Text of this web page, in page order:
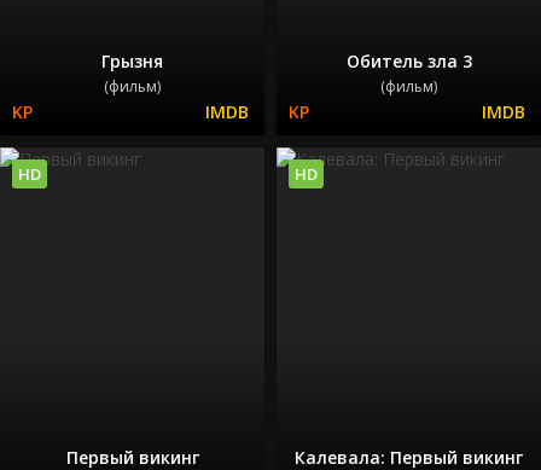
Грызня
(фильм)
Обитель зла 3
(фильм)
Первый викинг
HD
Калевала: Первый викинг
HD